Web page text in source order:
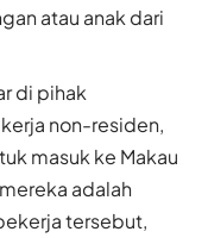
atau anak dari
di pihak
non-residen,
masuk ke Makau
adalah
tersebut,